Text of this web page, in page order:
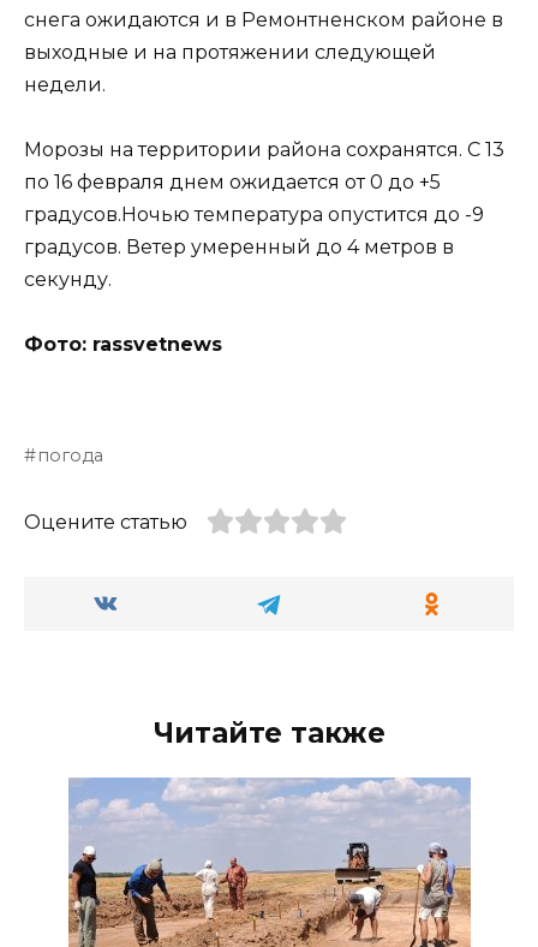
снега ожидаются и в Ремонтненском районе в
выходные и на протяжении следующей
недели.
Морозы на территории района сохранятся. С 13
по 16 февраля днем ожидается от 0 до +5
градусов.Ночью температура опустится до -9
градусов. Ветер умеренный до 4 метров в
секунду.
Фото: rassvetnews
погода
Оцените статью
Читайте также